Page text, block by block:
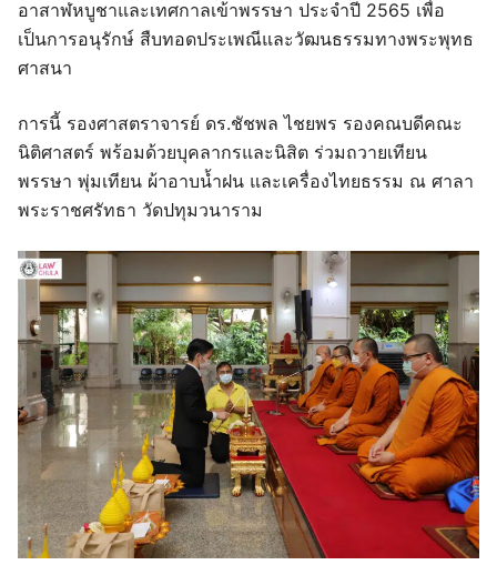
อาสาฬหบูชาและเทศกาลเข้าพรรษา ประจำปี 2565 เพื่อ
เป็นการอนุรักษ์ สืบทอดประเพณีและวัฒนธรรมทางพระพุทธ
ศาสนา
การนี้ รองศาสตราจารย์ ดร.ชัชพล ไชยพร รองคณบดีคณะ
นิติศาสตร์ พร้อมด้วยบุคลากรและนิสิต ร่วมถวายเทียน
พรรษา พุ่มเทียน ผ้าอาบน้ำฝน และเครื่องไทยธรรม ณ ศาลา
พระราชศรัทธา วัดปทุมวนาราม